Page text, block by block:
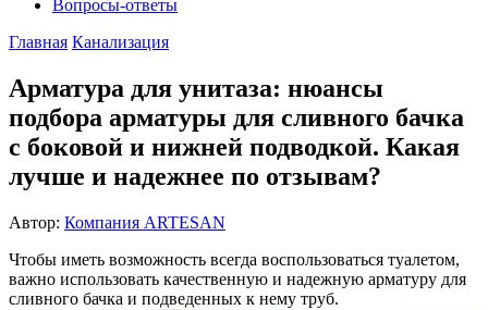
Вопросы-ответы
Главная Канализация
Арматура для унитаза: нюансы
подбора арматуры для сливного бачка
с боковой и нижней подводкой. Какая
лучше и надежнее по отзывам?
Автор: Компания ARTESAN
Чтобы иметь возможность всегда воспользоваться туалетом,
важно использовать качественную и надежную арматуру для
сливного бачка и подведенных к нему труб.